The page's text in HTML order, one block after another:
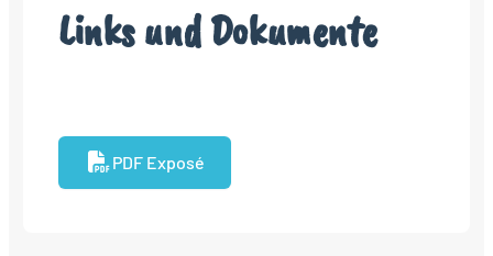
Links und Dokumente
PDF Exposé